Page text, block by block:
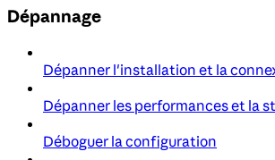
Dépannage
Dépanner l'installation et la
Dépanner les performances et la
Déboguer la configuration